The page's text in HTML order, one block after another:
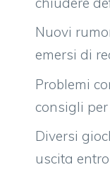
Nuovi
emersi di
Problemi
consigli per
Diversi
uscita